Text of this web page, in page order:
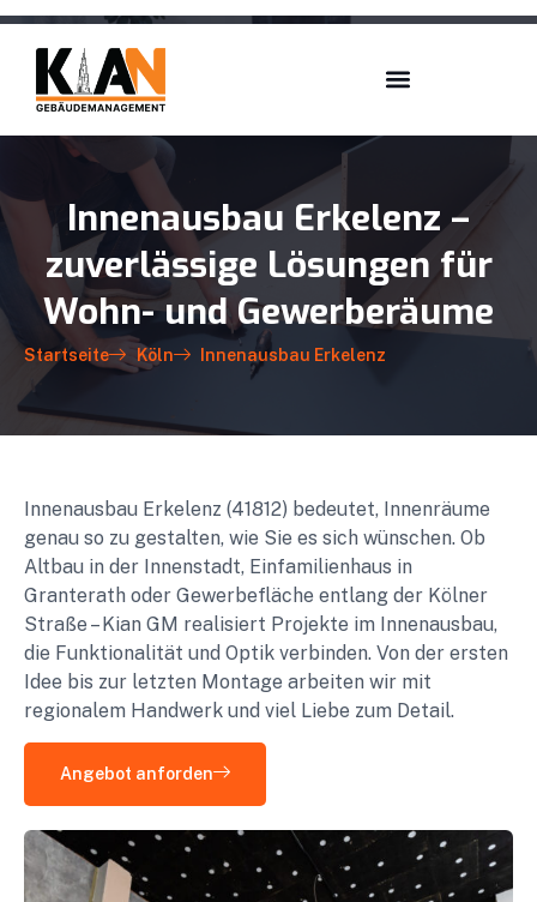
Innenausbau Erkelenz –
zuverlässige Lösungen für
Wohn- und Gewerberäume
Startseite Köln Innenausbau Erkelenz
Innenausbau Erkelenz (41812) bedeutet, Innenräume
genau so zu gestalten, wie Sie es sich wünschen. Ob
Altbau in der Innenstadt, Einfamilienhaus in
Granterath oder Gewerbefläche entlang der Kölner
Straße – Kian GM realisiert Projekte im Innenausbau,
die Funktionalität und Optik verbinden. Von der ersten
Idee bis zur letzten Montage arbeiten wir mit
regionalem Handwerk und viel Liebe zum Detail.
Angebot anforden